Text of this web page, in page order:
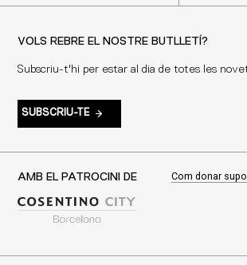
VOLS REBRE EL NOSTRE BUTLLETÍ?
Subscriu-t'hi per estar al dia de totes les
SUBSCRIU-TE
AMB EL PATROCINI DE Com donar